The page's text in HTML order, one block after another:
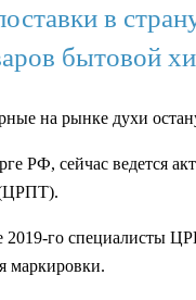
в
бытовой
на рынке духи
РФ, сейчас ведется
(ЦРПТ).
2019-го специалисты
маркировки.